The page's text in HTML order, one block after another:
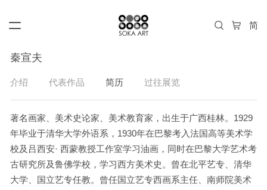
秦宣夫
介绍 代表作品 简历 过往展览
著名画家、美术史论家、美术教育家，出生于广西桂林。1929
年毕业于清华大学外语系，1930年在巴黎考入法国高等美术学
校及吕西安· 西蒙教授工作室学习油画，同时在巴黎大学艺术考
古研究所及鲁佛学校，学习西方美术史。曾在北平艺专、清华
大学、国立艺专任教。曾任国立艺专西画系主任、南师院美术